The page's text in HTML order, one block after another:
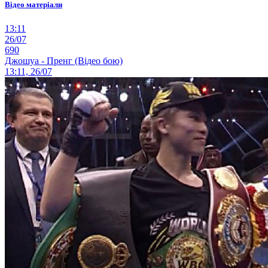
Відео матеріали
13:11
26/07
690
Джошуа - Пренг (Відео бою)
13:11, 26/07